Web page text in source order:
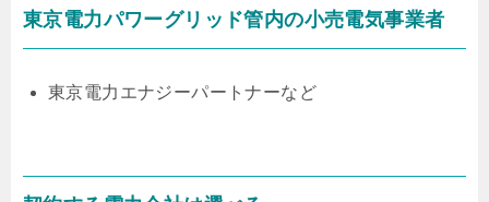
東京電力パワーグリッド管内の小売電気事業者
東京電力エナジーパートナーなど